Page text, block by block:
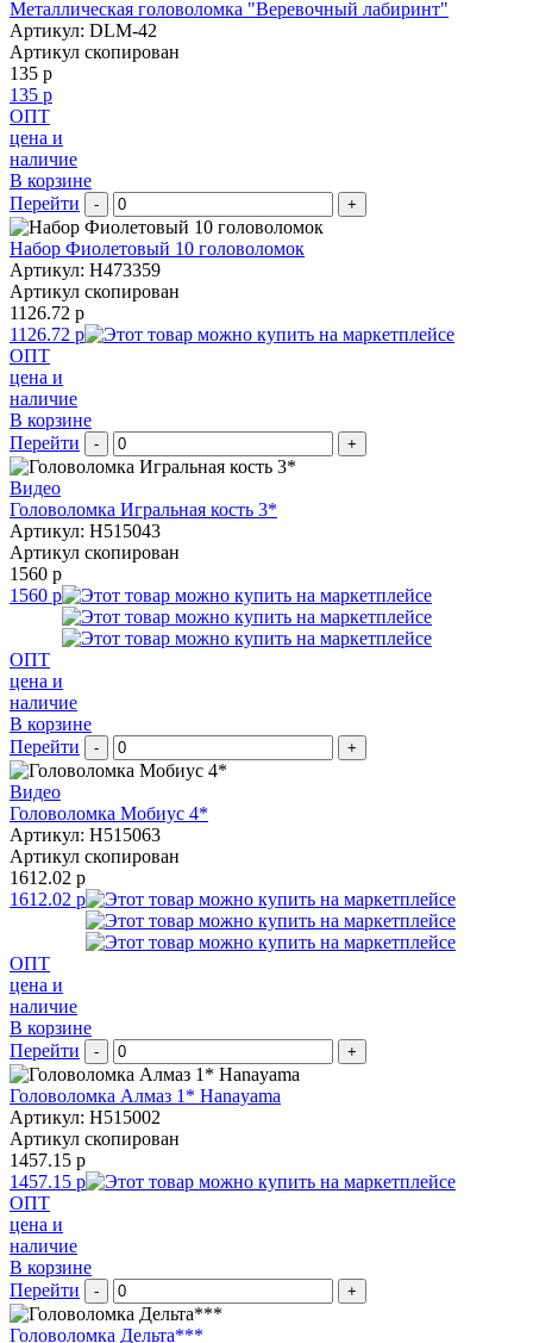
Металлическая головоломка "Веревочный лабиринт"
Артикул: DLM-42
Артикул скопирован
135 р
135 р
ОПТ
цена и
наличие
В корзине
Перейти
- +
Набор Фиолетовый 10 головоломок
Артикул: H473359
Артикул скопирован
1126.72 р
1126.72 р
ОПТ
цена и
наличие
В корзине
Перейти
- +
Видео
Головоломка Игральная кость 3*
Артикул: H515043
Артикул скопирован
1560 р
1560 р
ОПТ
цена и
наличие
В корзине
Перейти
- +
Видео
Головоломка Мобиус 4*
Артикул: H515063
Артикул скопирован
1612.02 р
1612.02 р
ОПТ
цена и
наличие
В корзине
Перейти
- +
Головоломка Алмаз 1* Hanayama
Артикул: H515002
Артикул скопирован
1457.15 р
1457.15 р
ОПТ
цена и
наличие
В корзине
Перейти
- +
Головоломка Дельта***